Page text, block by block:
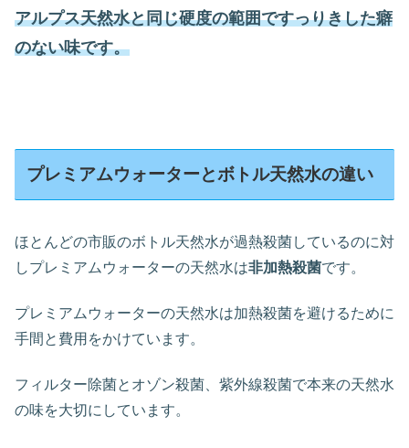
アルプス天然水と同じ硬度の範囲ですっりきした癖
のない味です。
プレミアムウォーターとボトル天然水の違い
ほとんどの市販のボトル天然水が過熱殺菌しているのに対
しプレミアムウォーターの天然水は非加熱殺菌です。
プレミアムウォーターの天然水は加熱殺菌を避けるために
手間と費用をかけています。
フィルター除菌とオゾン殺菌、紫外線殺菌で本来の天然水
の味を大切にしています。